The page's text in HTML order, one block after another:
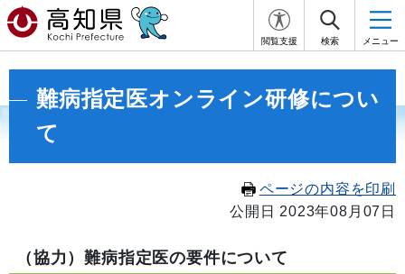
閲覧支援 検索 メニュー
難病指定医オンライン研修につい
て
ページの内容を印刷
公開日 2023年08月07日
（協力）難病指定医の要件について